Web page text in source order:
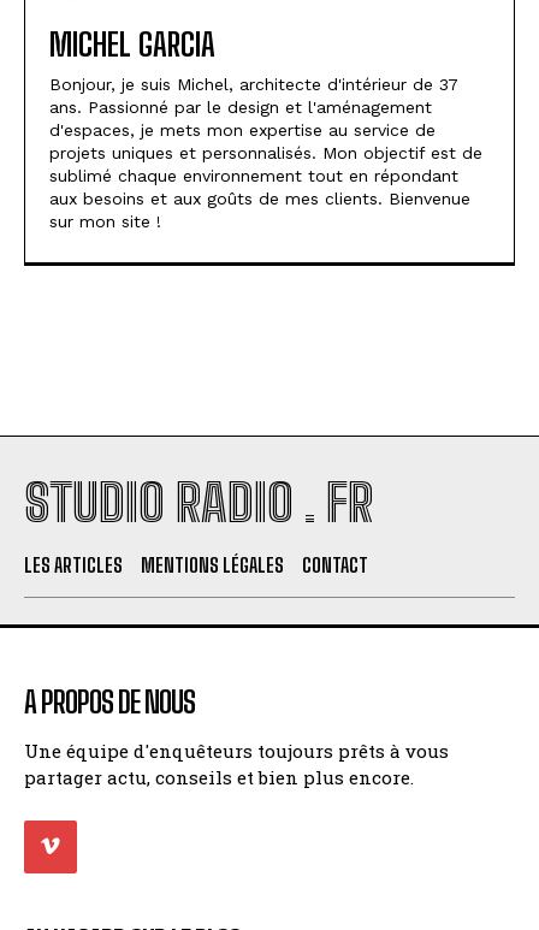
MICHEL GARCIA
Bonjour, je suis Michel, architecte d'intérieur de 37
ans. Passionné par le design et l'aménagement
d'espaces, je mets mon expertise au service de
projets uniques et personnalisés. Mon objectif est de
sublimé chaque environnement tout en répondant
aux besoins et aux goûts de mes clients. Bienvenue
sur mon site !
STUDIO RADIO . FR
LES ARTICLES MENTIONS LÉGALES CONTACT
A PROPOS DE NOUS
Une équipe d'enquêteurs toujours prêts à vous
partager actu, conseils et bien plus encore.